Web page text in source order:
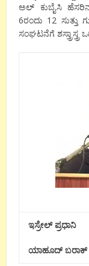
ಅಲ್ ಕುಬೈಸಿ ಹೆಸರಿನ
6ರಂದು 12 ಸುತ್ತು
ಸಂಘಟನೆಗೆ
ಇಸ್ರೇಲ್ ಪ್ರಧಾನಿ
ಯಾಹೂದ್ ಬರಾಕ್